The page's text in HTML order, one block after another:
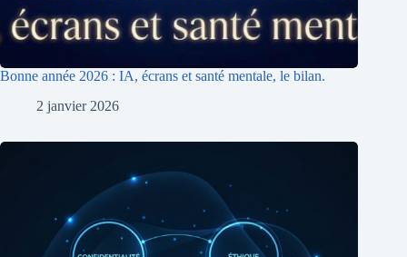
Bonne année 2026 : IA, écrans et santé mentale, le bilan.
2 janvier 2026